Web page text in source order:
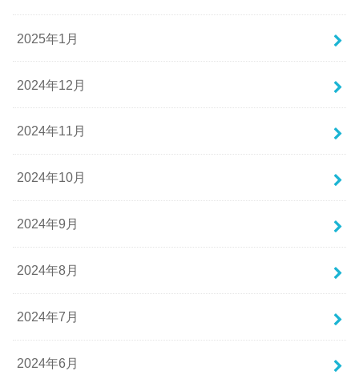
2025年1月
2024年12月
2024年11月
2024年10月
2024年9月
2024年8月
2024年7月
2024年6月